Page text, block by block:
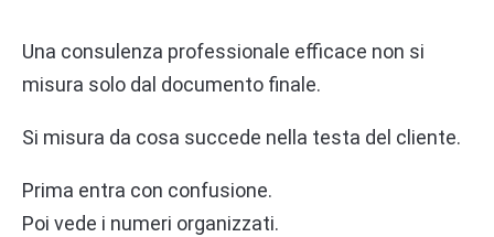
Una consulenza professionale efficace non si
misura solo dal documento finale.
Si misura da cosa succede nella testa del cliente.
Prima entra con confusione.
Poi vede i numeri organizzati.